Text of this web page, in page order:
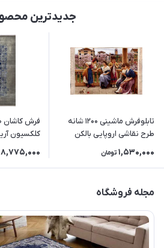
جدیدترین
تابلوفرش ماشینی 1200 شانه
طرح نقاشی اروپایی بالکن
همسایه (3 سایز)
1,530,000 تومان
زمینه
8,775,000
مجله فروشگاه